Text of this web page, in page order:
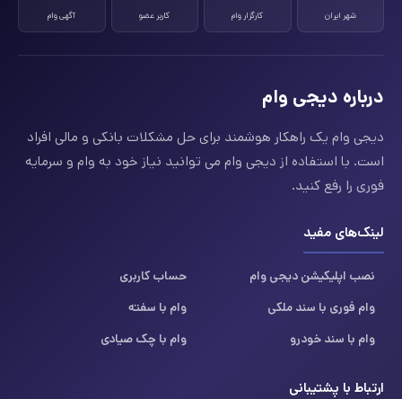
شهر ایران کارگزار وام کاربر عضو آگهی وام
درباره دیجی وام
دیجی وام یک راهکار هوشمند برای حل مشکلات بانکی و مالی افراد
است. با استفاده از دیجی وام می توانید نیاز خود به وام و سرمایه
فوری را رفع کنید.
لینک‌های مفید
نصب اپلیکیشن دیجی وام
حساب کاربری
وام فوری با سند ملکی
وام با سفته
وام با سند خودرو
وام با چک صیادی
ارتباط با پشتیبانی